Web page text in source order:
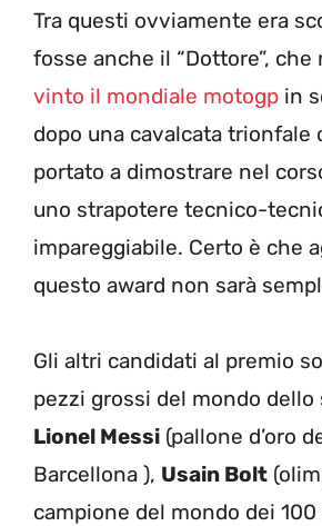
Tra questi ovviamente era
fosse anche il “Dottore”, che
vinto il mondiale motogp in
dopo una cavalcata trionfale
portato a dimostrare nel
uno strapotere tecnico-
impareggiabile. Certo è che
questo award non sarà
Gli altri candidati al premio
pezzi grossi del mondo dello
Lionel Messi (pallone d’oro
Barcellona ), Usain Bolt
campione del mondo dei